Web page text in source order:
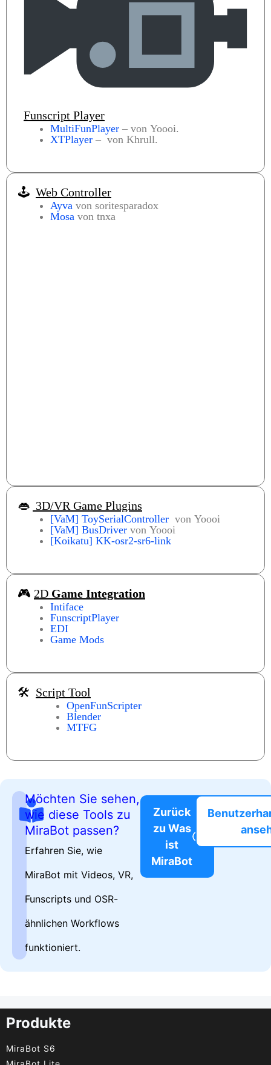
Funscript Player
MultiFunPlayer – von Yoooi.
XTPlayer – von Khrull.
🕹️ Web Controller
Ayva von soritesparadox
Mosa von tnxa
👄 3D/VR Game Plugins
[VaM] ToySerialController von Yoooi
[VaM] BusDriver von Yoooi
[Koikatu] KK-osr2-sr6-link
🎮 2D Game Integration
Intiface
FunscriptPlayer
EDI
Game Mods
🛠️ Script Tool
OpenFunScripter
Blender
MTFG
Möchten Sie sehen,
wie diese Tools zu
MiraBot passen?
Erfahren Sie, wie
MiraBot mit Videos, VR,
Funscripts und OSR-
ähnlichen Workflows
funktioniert.
Zurück
zu Was
ist
MiraBot
Produkte
MiraBot S6